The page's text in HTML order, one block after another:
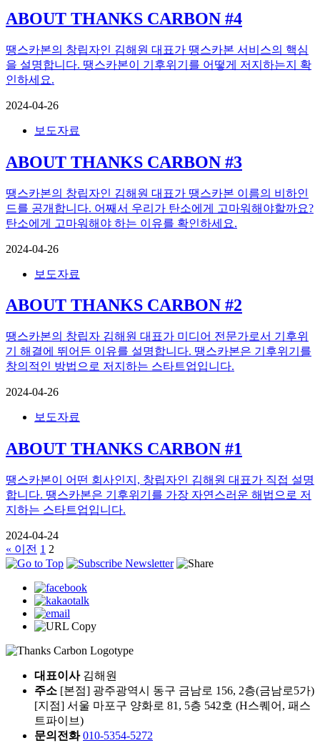
ABOUT THANKS CARBON #4
땡스카본의 창립자인 김해원 대표가 땡스카본 서비스의 핵심
을 설명합니다. 땡스카본이 기후위기를 어떻게 저지하는지 확
인하세요.
2024-04-26
보도자료
ABOUT THANKS CARBON #3
땡스카본의 창립자인 김해원 대표가 땡스카본 이름의 비하인
드를 공개합니다. 어째서 우리가 탄소에게 고마워해야할까요?
탄소에게 고마워해야 하는 이유를 확인하세요.
2024-04-26
보도자료
ABOUT THANKS CARBON #2
땡스카본의 창립자 김해원 대표가 미디어 전문가로서 기후위
기 해결에 뛰어든 이유를 설명합니다. 땡스카본은 기후위기를
창의적인 방법으로 저지하는 스타트업입니다.
2024-04-26
보도자료
ABOUT THANKS CARBON #1
땡스카본이 어떤 회사인지, 창립자인 김해원 대표가 직접 설명
합니다. 땡스카본은 기후위기를 가장 자연스러운 해법으로 저
지하는 스타트업입니다.
2024-04-24
« 이전 1 2
대표이사김해원
주소 [본점] 광주광역시 동구 금남로 156, 2층(금남로5가)
[지점] 서울 마포구 양화로 81, 5층 542호 (H스퀘어, 패스
트파이브)
문의전화 010-5354-5272